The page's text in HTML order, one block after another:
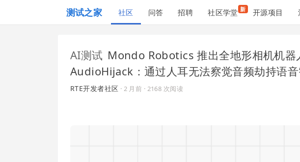
测试之家 社区 问答 招聘 社区学堂 新 开源项目
AI测试 Mondo Robotics 推出全地形相机机器
AudioHijack：通过人耳无法察觉音频劫持语
RTE开发者社区 · 2 月前 · 2168 次阅读